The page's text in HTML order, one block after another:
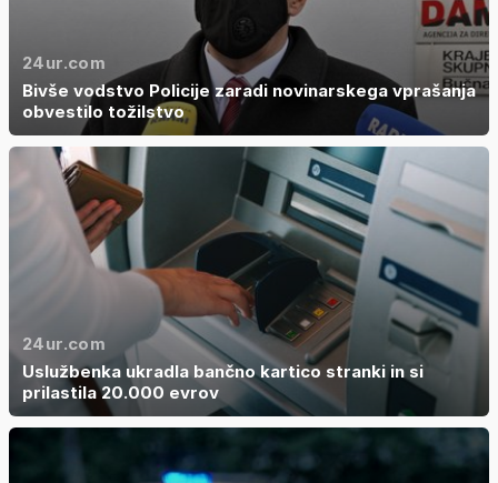
24ur.com
Bivše vodstvo Policije zaradi novinarskega vprašanja
obvestilo tožilstvo
24ur.com
Uslužbenka ukradla bančno kartico stranki in si
prilastila 20.000 evrov